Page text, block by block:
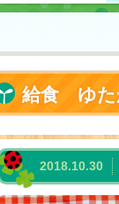
給食 ゆた
2018.10.30